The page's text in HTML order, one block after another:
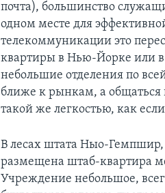
почта), большинство
одном месте для
телекоммуникации это
квартиры в Нью-Йорке или
небольшие отделения по
ближе к рынкам, а
такой же легкостью, как
В лесах штата Ныо-Гемпшир,
размещена штаб-квартира
Учреждение небольшое,